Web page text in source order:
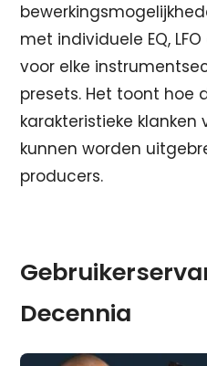
met individuele EQ,
voor elke
presets. Het toont hoe
karakteristieke klanken
kunnen worden
producers.
Decennia